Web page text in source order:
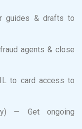
guides & drafts to
agents & close
to card access to
— Get ongoing